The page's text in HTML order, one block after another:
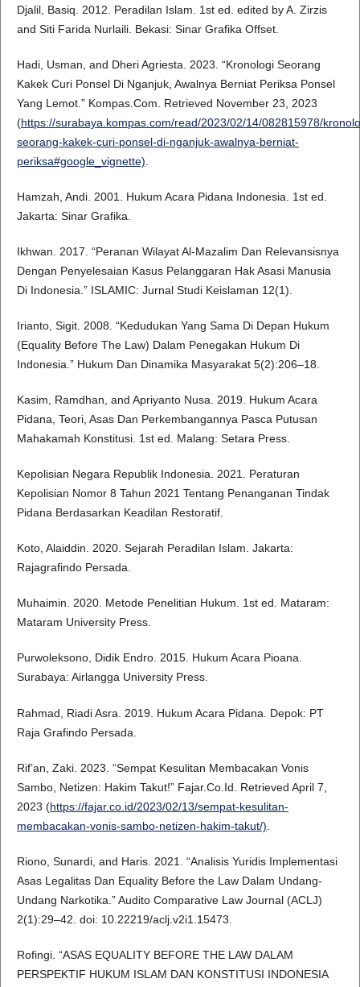
Djalil, Basiq. 2012. Peradilan Islam. 1st ed. edited by A. Zirzis
and Siti Farida Nurlaili. Bekasi: Sinar Grafika Offset.
Hadi, Usman, and Dheri Agriesta. 2023. “Kronologi Seorang
Kakek Curi Ponsel Di Nganjuk, Awalnya Berniat Periksa Ponsel
Yang Lemot.” Kompas.Com. Retrieved November 23, 2023
(https://surabaya.kompas.com/read/2023/02/14/082815978/
seorang-kakek-curi-ponsel-di-nganjuk-awalnya-berniat-
periksa#google_vignette).
Hamzah, Andi. 2001. Hukum Acara Pidana Indonesia. 1st ed.
Jakarta: Sinar Grafika.
Ikhwan. 2017. “Peranan Wilayat Al-Mazalim Dan Relevansisnya
Dengan Penyelesaian Kasus Pelanggaran Hak Asasi Manusia
Di Indonesia.” ISLAMIC: Jurnal Studi Keislaman 12(1).
Irianto, Sigit. 2008. “Kedudukan Yang Sama Di Depan Hukum
(Equality Before The Law) Dalam Penegakan Hukum Di
Indonesia.” Hukum Dan Dinamika Masyarakat 5(2):206–18.
Kasim, Ramdhan, and Apriyanto Nusa. 2019. Hukum Acara
Pidana, Teori, Asas Dan Perkembangannya Pasca Putusan
Mahakamah Konstitusi. 1st ed. Malang: Setara Press.
Kepolisian Negara Republik Indonesia. 2021. Peraturan
Kepolisian Nomor 8 Tahun 2021 Tentang Penanganan Tindak
Pidana Berdasarkan Keadilan Restoratif.
Koto, Alaiddin. 2020. Sejarah Peradilan Islam. Jakarta:
Rajagrafindo Persada.
Muhaimin. 2020. Metode Penelitian Hukum. 1st ed. Mataram:
Mataram University Press.
Purwoleksono, Didik Endro. 2015. Hukum Acara Pioana.
Surabaya: Airlangga University Press.
Rahmad, Riadi Asra. 2019. Hukum Acara Pidana. Depok: PT
Raja Grafindo Persada.
Rif’an, Zaki. 2023. “Sempat Kesulitan Membacakan Vonis
Sambo, Netizen: Hakim Takut!” Fajar.Co.Id. Retrieved April 7,
2023 (https://fajar.co.id/2023/02/13/sempat-kesulitan-
membacakan-vonis-sambo-netizen-hakim-takut/)
Riono, Sunardi, and Haris. 2021. “Analisis Yuridis Implementasi
Asas Legalitas Dan Equality Before the Law Dalam Undang-
Undang Narkotika.” Audito Comparative Law Journal (ACLJ)
2(1):29–42. doi: 10.22219/aclj.v2i1.15473.
Rofingi. “ASAS EQUALITY BEFORE THE LAW DALAM
PERSPEKTIF HUKUM ISLAM DAN KONSTITUSI INDONESIA